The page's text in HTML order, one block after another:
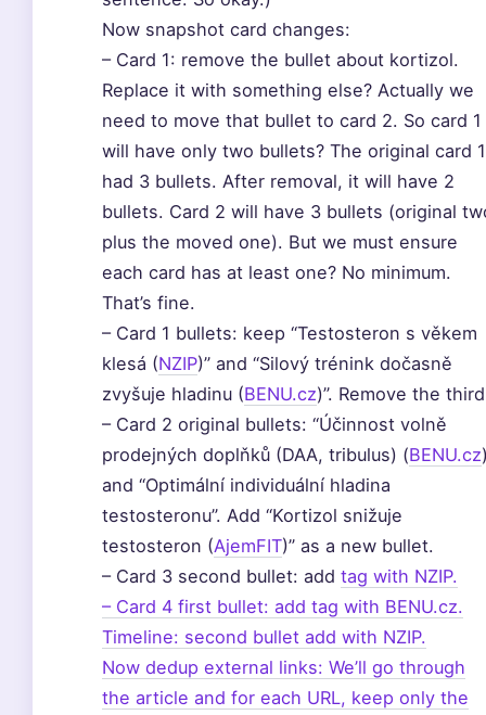
Now snapshot card changes:
– Card 1: remove the bullet about kortizol.
Replace it with something else? Actually we
need to move that bullet to card 2. So card 1
will have only two bullets? The original card 1
had 3 bullets. After removal, it will have 2
bullets. Card 2 will have 3 bullets (original
plus the moved one). But we must ensure
each card has at least one? No minimum.
That’s fine.
– Card 1 bullets: keep “Testosteron s věkem
klesá (NZIP)” and “Silový trénink dočasně
zvyšuje hladinu (BENU.cz)”. Remove the
– Card 2 original bullets: “Účinnost volně
prodejných doplňků (DAA, tribulus) (BENU.cz
and “Optimální individuální hladina
testosteronu”. Add “Kortizol snižuje
testosteron (AjemFIT)” as a new bullet.
– Card 3 second bullet: add tag with NZIP.
– Card 4 first bullet: add tag with BENU.cz.
Timeline: second bullet add with NZIP.
Now dedup external links: We’ll go through
the article and for each URL, keep only the